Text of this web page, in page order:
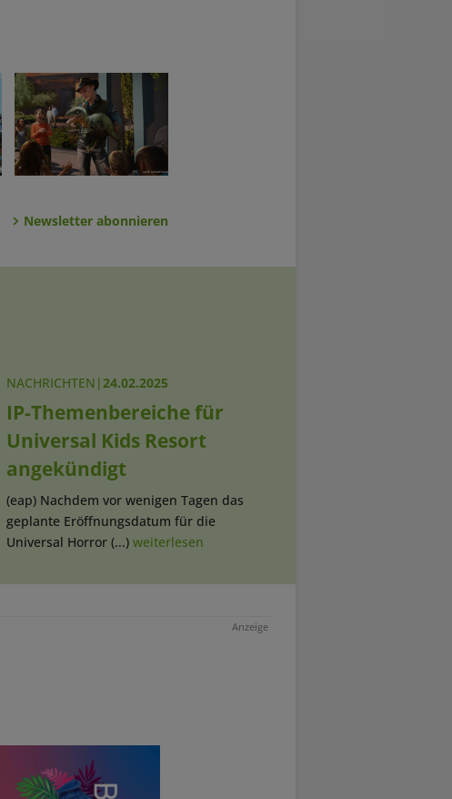
Newsletter abonnieren
NACHRICHTEN |24.02.2025
IP-Themenbereiche für
Universal Kids Resort
angekündigt
(eap) Nachdem vor wenigen Tagen das
geplante Eröffnungsdatum für die
Universal Horror (...) weiterlesen
Anzeige